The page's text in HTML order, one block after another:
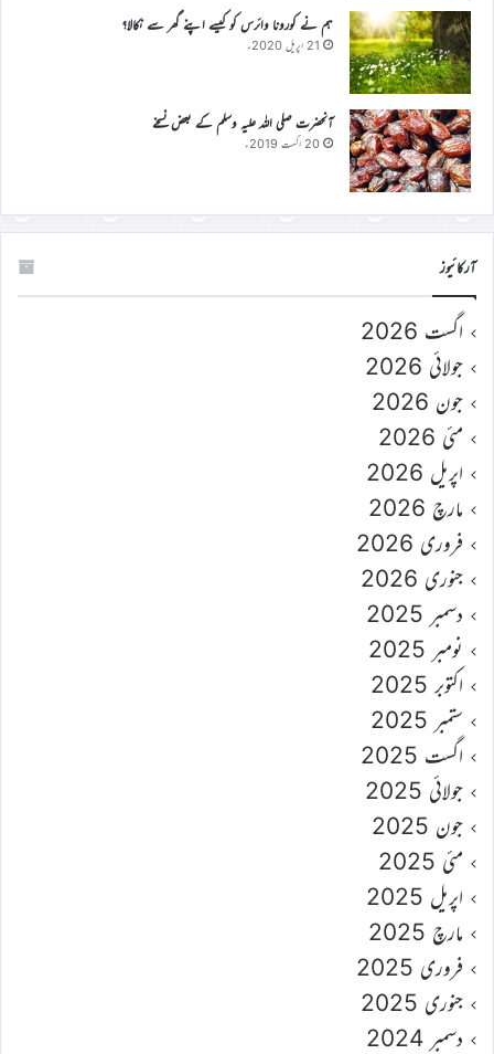
ہم نے کورونا وائرس کو کیسے اپنے گھر سے نکالا؟
21 اپریل 2020ء
آنحضرت صلی اللہ علیہ وسلم کے بعض نسخے
20 اگست 2019ء
آرکائیوز
اگست 2026
جولائی 2026
جون 2026
مئی 2026
اپریل 2026
مارچ 2026
فروری 2026
جنوری 2026
دسمبر 2025
نومبر 2025
اکتوبر 2025
ستمبر 2025
اگست 2025
جولائی 2025
جون 2025
مئی 2025
اپریل 2025
مارچ 2025
فروری 2025
جنوری 2025
دسمبر 2024